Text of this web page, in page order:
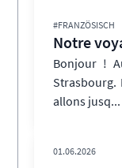
#FRANZÖSISCH
Notre
Bonjour !
Strasbourg.
allons jusq...
01.06.2026